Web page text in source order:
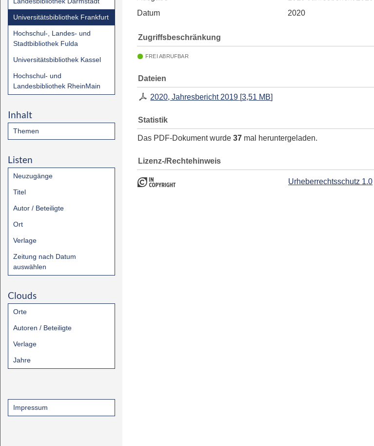
Universitätsbibliothek Frankfurt
Hochschul-, Landes- und
Stadtbibliothek Fulda
Universitätsbibliothek Kassel
Hochschul- und
Landesbibliothek RheinMain
Inhalt
Themen
Listen
Neuzugänge
Titel
Autor / Beteiligte
Ort
Verlage
Zeitung nach Datum
auswählen
Clouds
Orte
Autoren / Beteiligte
Verlage
Jahre
Impressum
Datum
2020
Zugriffsbeschränkung
FREI ABRUFBAR
Dateien
2020, Jahresbericht 2019 [3,51 MB]
Statistik
Das PDF-Dokument wurde 37 mal heruntergeladen.
Lizenz-/Rechtehinweis
Urheberrechtsschutz 1.0